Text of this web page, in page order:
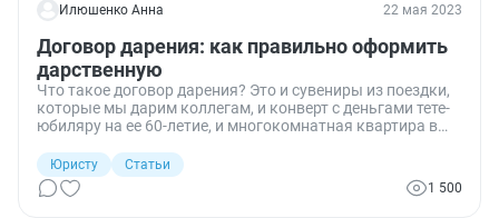
Илюшенко Анна 22 мая 2023
Договор дарения: как правильно оформить
дарственную
Что такое договор дарения? Это и сувениры из поездки,
которые мы дарим коллегам, и конверт с деньгами тете-
юбиляру на ее 60-летие, и многокомнатная квартира в
отцом сыну. У кого что есть, тот то и дарит. Какие
требования есть к этим сделкам?
Юристу
Статьи
1 500